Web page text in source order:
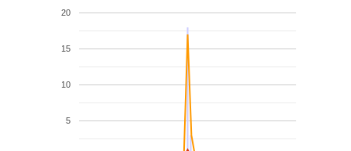
5
10
15
20